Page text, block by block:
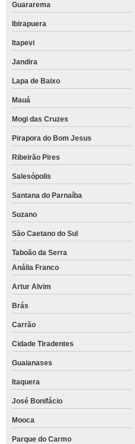
Guararema
Ibirapuera
Itapevi
Jandira
Lapa de Baixo
Mauá
Mogi das Cruzes
Pirapora do Bom Jesus
Ribeirão Pires
Salesópolis
Santana do Parnaíba
Suzano
São Caetano do Sul
Taboão da Serra
Anália Franco
Artur Alvim
Brás
Carrão
Cidade Tiradentes
Guaianases
Itaquera
José Bonifácio
Mooca
Parque do Carmo